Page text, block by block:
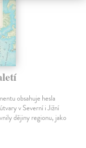
obsahuje hesla
v Severní i Jižní
dějiny regionu, jako